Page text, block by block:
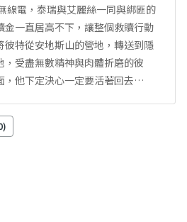
線電，泰瑞與艾麗絲一同與綁匪的
金一直居高不下，讓整個救贖行動
彼特從安地斯山的營地，轉送到隱
受盡無數精神與肉體折磨的彼
，他下定決心一定要活著回去…
)